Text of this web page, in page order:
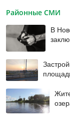
Районные СМИ
В